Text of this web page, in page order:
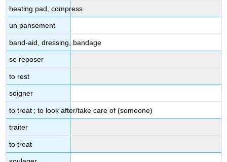
heating pad, compress
un pansement
band-aid, dressing, bandage
se reposer
to rest
soigner
to treat ; to look after/take care of (someone)
traiter
to treat